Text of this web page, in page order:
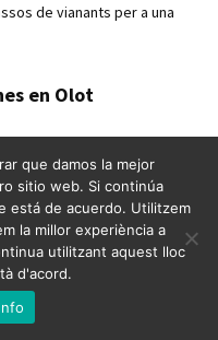
de vianants per a una
en Olot
de peatones para una
vial en
que damos la mejor
sitio web. Si continúa
está de acuerdo. Utilitzem
la millor experiència a
utilitzant aquest lloc
d'acord.